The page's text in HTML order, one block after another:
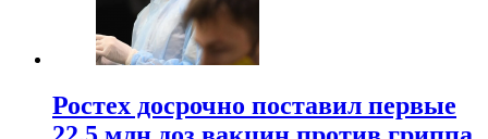
Ростех досрочно поставил первые